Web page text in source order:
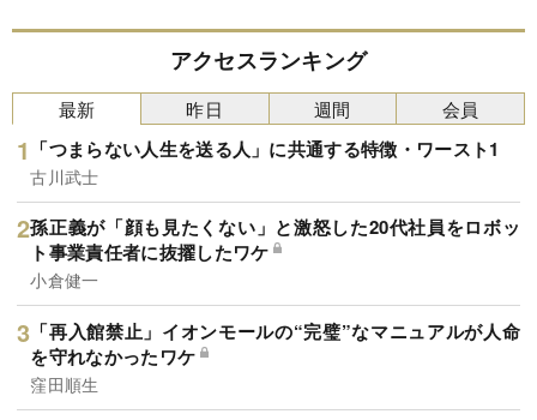
アクセスランキング
最新
「つまらない人生を送る人」に共通する特徴・ワースト1
古川武士
孫正義が「顔も見たくない」と激怒した20代社員をロボッ
ト事業責任者に抜擢したワケ
小倉健一
「再入館禁止」イオンモールの“完璧”なマニュアルが人命
を守れなかったワケ
窪田順生
昨日 週間 会員